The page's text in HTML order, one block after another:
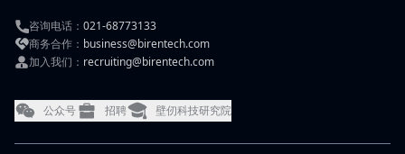
咨询电话： 021-68773133
商务合作： business@birentech.com
加入我们： recruiting@birentech.com
公众号 招聘 壁仞科技研究院